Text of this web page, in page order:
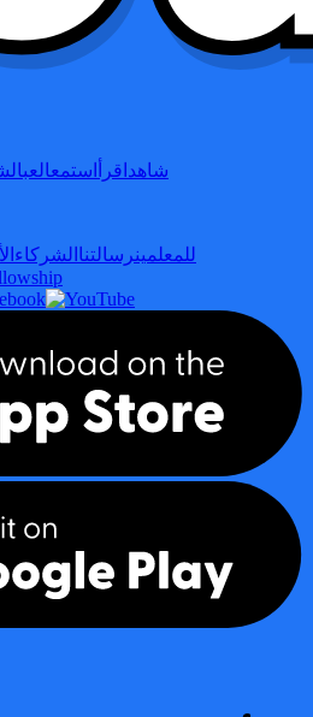
شاهد اقرأ استمعالعب
للمعلمينرسالتنا الشركاء